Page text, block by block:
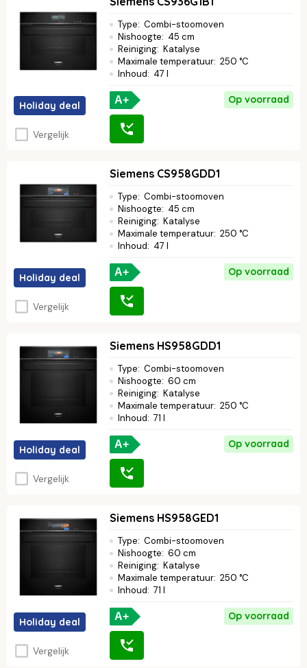
Holiday deal
Vergelijk
Type: Combi-stoomoven
Nishoogte: 45 cm
Reiniging: Katalyse
Maximale temperatuur: 250 °C
Inhoud: 47 l
A+ Op voorraad
Holiday deal
Vergelijk
Siemens CS958GDD1
Type: Combi-stoomoven
Nishoogte: 45 cm
Reiniging: Katalyse
Maximale temperatuur: 250 °C
Inhoud: 47 l
A+ Op voorraad
Holiday deal
Vergelijk
Siemens HS958GDD1
Type: Combi-stoomoven
Nishoogte: 60 cm
Reiniging: Katalyse
Maximale temperatuur: 250 °C
Inhoud: 71 l
A+ Op voorraad
Holiday deal
Vergelijk
Siemens HS958GED1
Type: Combi-stoomoven
Nishoogte: 60 cm
Reiniging: Katalyse
Maximale temperatuur: 250 °C
Inhoud: 71 l
A+ Op voorraad